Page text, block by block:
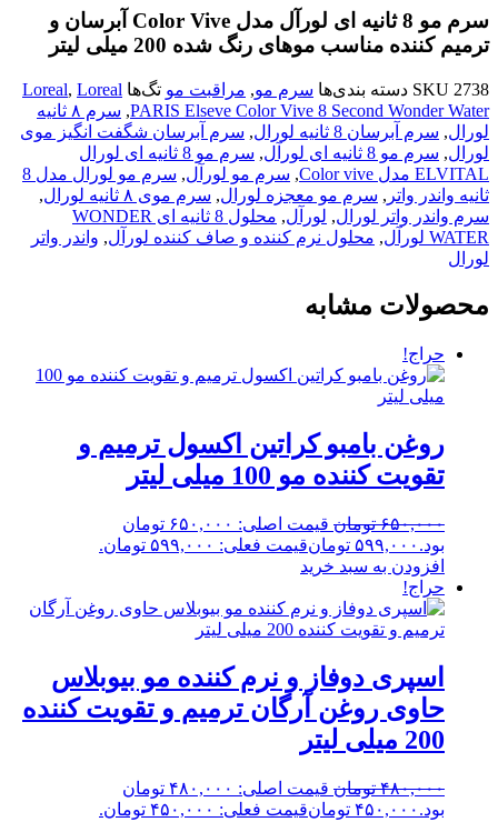
سرم مو 8 ثانیه ای لورآل مدل Color Vive آبرسان و
ترمیم کننده مناسب موهای رنگ شده 200 میلی لیتر
SKU 2738 دسته بندی‌ها سرم مو, مراقبت مو تگ‌ها Loreal, Loreal
PARIS Elseve Color Vive 8 Second Wonder Water
,
سرم ۸ ثانیه
لورال, سرم آبرسان 8 ثانیه لورال , سرم آبرسان شگفت انگیز موی
لورال, سرم مو 8 ثانیه ای لورآل ,
سرم مو 8 ثانیه ای لورال
ELVITAL مدل Color vive
, سرم مو لورآل,
سرم مو لورال مدل 8
ثانیه واندر واتر , سرم مو معجزه لورال, سرم موی ۸ ثانیه لورال
,
سرم واندر واتر لورال, لورآل,
محلول 8 ثانیه ای WONDER
WATER لورآل
, محلول نرم کننده و صاف کننده لورآل, واندر واتر
لورال
محصولات مشابه
حراج!
روغن بامبو کراتین اکسول ترمیم و
تقویت کننده مو 100 میلی لیتر
۶۵۰,۰۰۰ تومان
قیمت اصلی: ۶۵۰,۰۰۰ تومان
بود. ۵۹۹,۰۰۰ تومانقیمت فعلی: ۵۹۹,۰۰۰ تومان.
افزودن به سبد خرید
حراج!
اسپری دوفاز و نرم کننده مو بیوبلاس
حاوی روغن آرگان ترمیم و تقویت کننده
200 میلی لیتر
۴۸۰,۰۰۰ تومان
قیمت اصلی: ۴۸۰,۰۰۰ تومان
بود. ۴۵۰,۰۰۰ تومانقیمت فعلی: ۴۵۰,۰۰۰ تومان.